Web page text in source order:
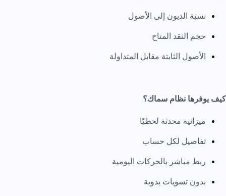
نسبة الديون إلى الأصول
حجم النقد المتاح
الأصول الثابتة مقابل المتداولة
كيف يوفرها نظام سماك؟
ميزانية محدثة لحظيًا
تفاصيل لكل حساب
ربط مباشر بالحركات اليومية
بدون تسويات يدوية